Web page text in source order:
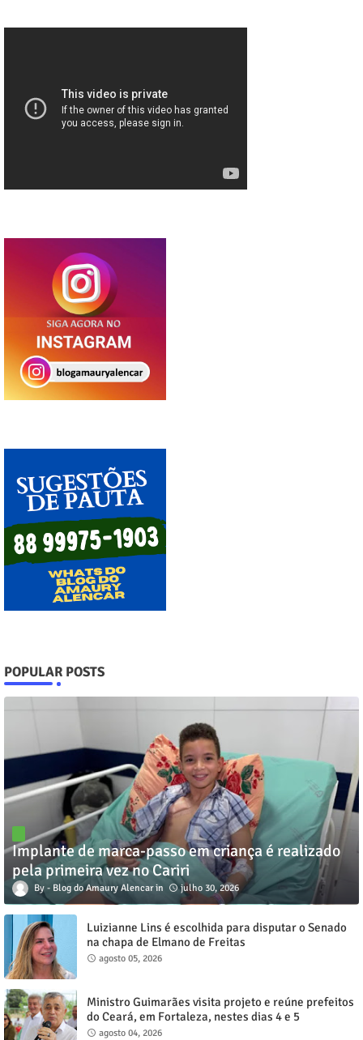
POPULAR POSTS
Implante de marca-passo em criança é realizado
pela primeira vez no Cariri
Blog do Amaury Alencar julho 30, 2026
Luizianne Lins é escolhida para disputar o Senado
na chapa de Elmano de Freitas
agosto 05, 2026
Ministro Guimarães visita projeto e reúne prefeitos
do Ceará, em Fortaleza, nestes dias 4 e 5
agosto 04, 2026